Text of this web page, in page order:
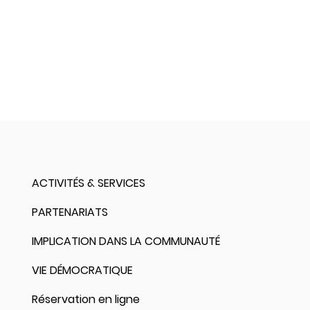
ACTIVITÉS & SERVICES
PARTENARIATS
IMPLICATION DANS LA COMMUNAUTÉ
VIE DÉMOCRATIQUE
Réservation en ligne